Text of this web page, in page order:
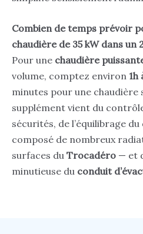
Combien de temps prévoir
chaudière de 35 kW dans un
Pour une chaudière
volume, comptez environ 1h
minutes pour une chaudière
supplément vient du
sécurités, de l’équilibrage
composé de nombreux
surfaces du Trocadéro — et
minutieuse du conduit